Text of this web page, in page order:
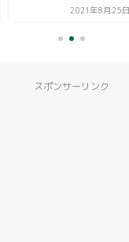
2021年8月25日
スポンサーリンク